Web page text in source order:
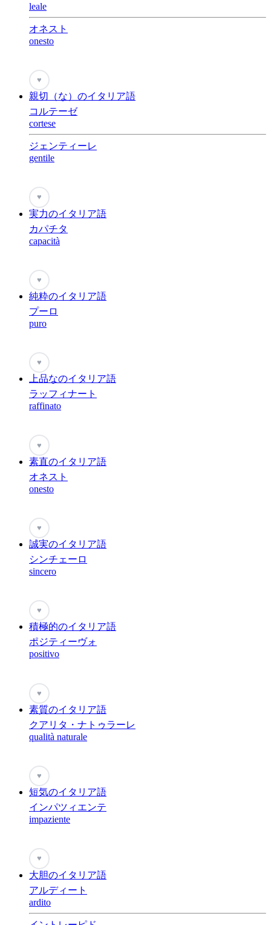
leale
オネスト
onesto
♥
親切（な）のイタリア語
コルテーゼ
cortese
ジェンティーレ
gentile
♥
実力のイタリア語
カパチタ
capacità
♥
純粋のイタリア語
プーロ
puro
♥
上品なのイタリア語
ラッフィナート
raffinato
♥
素直のイタリア語
オネスト
onesto
♥
誠実のイタリア語
シンチェーロ
sincero
♥
積極的のイタリア語
ポジティーヴォ
positivo
♥
素質のイタリア語
クアリタ・ナトゥラーレ
qualità naturale
♥
短気のイタリア語
インパツィエンテ
impaziente
♥
大胆のイタリア語
アルディート
ardito